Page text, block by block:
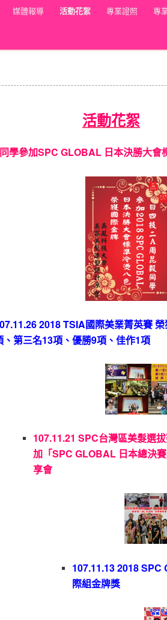
媒體報導 活動花絮 專業證照 專
活動花絮
學參加SPC GLOBAL 日本決勝大會
2018 TSIA國際美業菁英賽
、第三名13項、優勝9項、佳作1項
107.11.21 SPC台灣區美髮選
加「SPC GLOBAL 日本總決
享會
107.11.13 2018
際組金牌獎